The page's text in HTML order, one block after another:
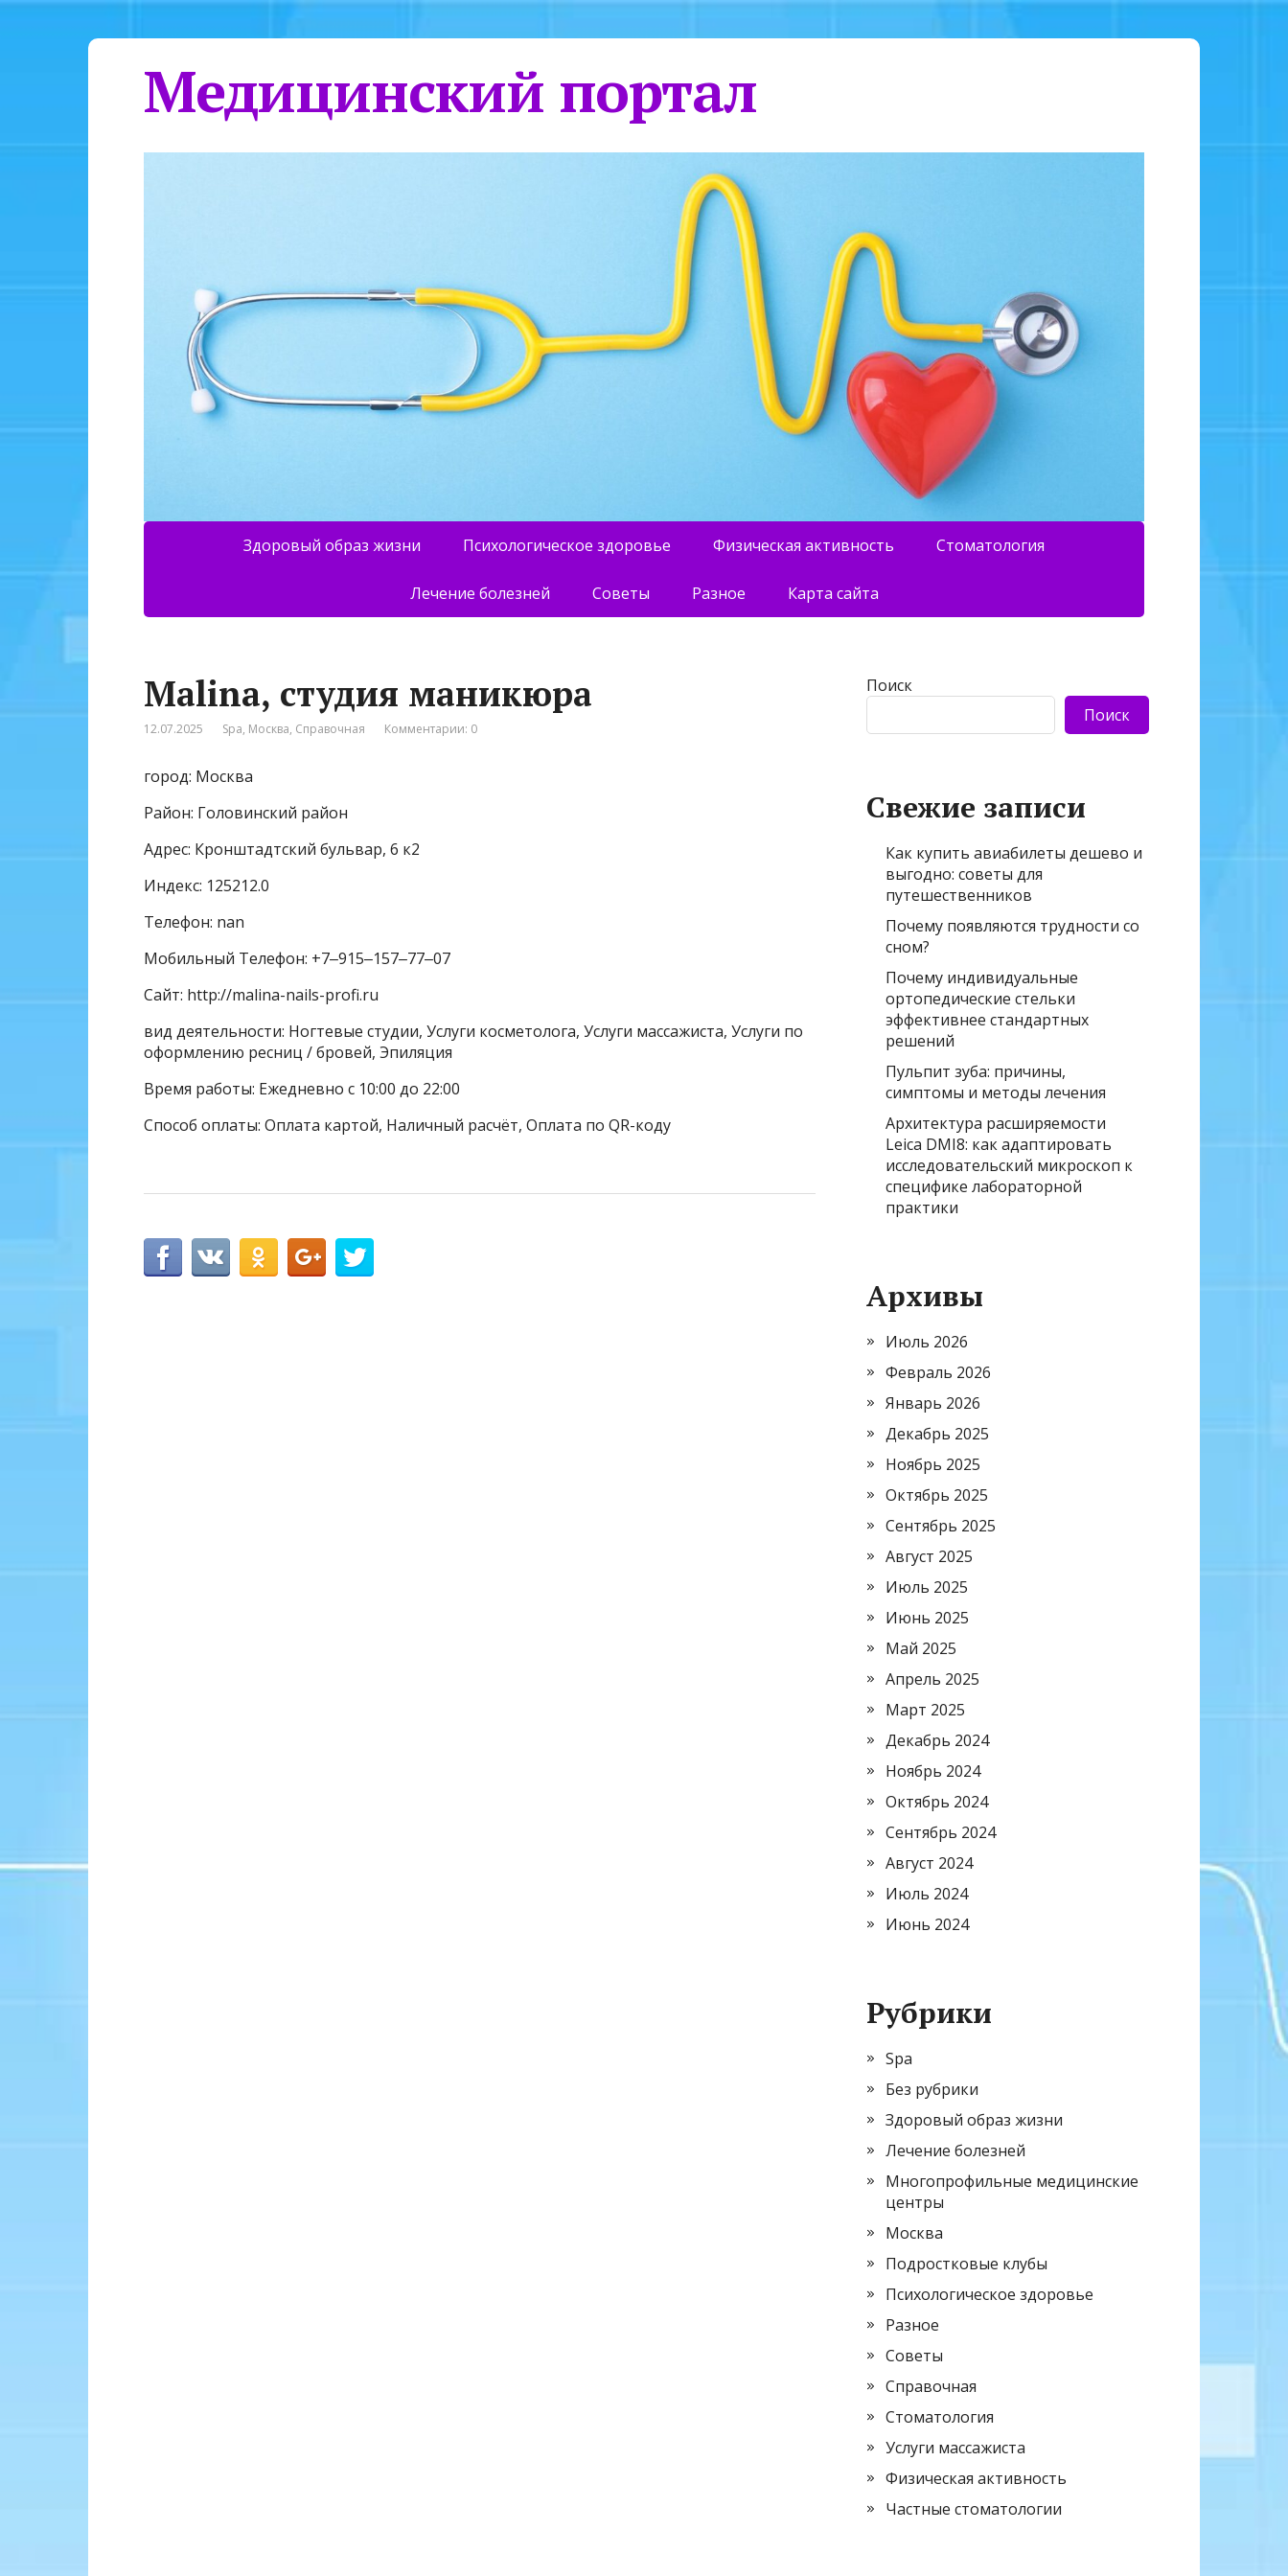
Медицинский портал
Здоровый образ жизни Психологическое здоровье Физическая активность Стоматология
Лечение болезней Советы Разное Карта сайта
Malina, студия маникюра
12.07.2025 Spa, Москва, Справочная Комментарии: 0
город: Москва
Район: Головинский район
Адрес: Кронштадтский бульвар, 6 к2
Индекс: 125212.0
Телефон: nan
Мобильный Телефон: +7‒915‒157‒77‒07
Сайт: http://malina-nails-profi.ru
вид деятельности: Ногтевые студии, Услуги косметолога, Услуги массажиста, Услуги по
оформлению ресниц / бровей, Эпиляция
Время работы: Ежедневно с 10:00 до 22:00
Способ оплаты: Оплата картой, Наличный расчёт, Оплата по QR-коду
Поиск
Поиск
Свежие записи
Как купить авиабилеты дешево и
выгодно: советы для
путешественников
Почему появляются трудности со
сном?
Почему индивидуальные
ортопедические стельки
эффективнее стандартных
решений
Пульпит зуба: причины,
симптомы и методы лечения
Архитектура расширяемости
Leica DMI8: как адаптировать
исследовательский микроскоп к
специфике лабораторной
практики
Архивы
Июль 2026
Февраль 2026
Январь 2026
Декабрь 2025
Ноябрь 2025
Октябрь 2025
Сентябрь 2025
Август 2025
Июль 2025
Июнь 2025
Май 2025
Апрель 2025
Март 2025
Декабрь 2024
Ноябрь 2024
Октябрь 2024
Сентябрь 2024
Август 2024
Июль 2024
Июнь 2024
Рубрики
Spa
Без рубрики
Здоровый образ жизни
Лечение болезней
Многопрофильные медицинские
центры
Москва
Подростковые клубы
Психологическое здоровье
Разное
Советы
Справочная
Стоматология
Услуги массажиста
Физическая активность
Частные стоматологии